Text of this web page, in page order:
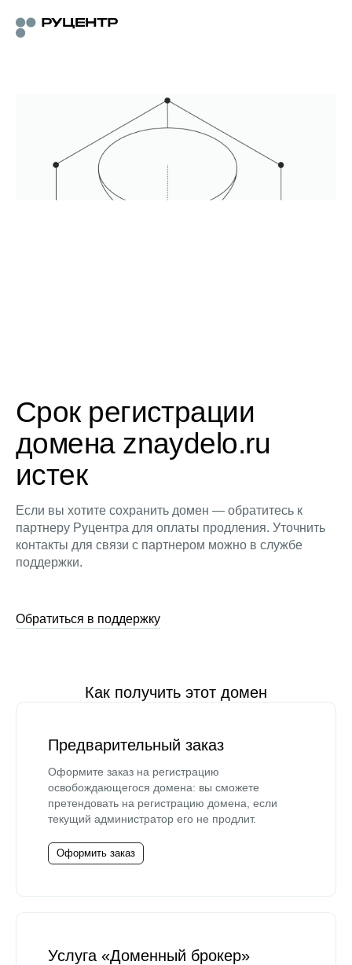
Срок регистрации
домена znaydelo.ru
истек
Если вы хотите сохранить домен — обратитесь к
партнеру Руцентра для оплаты продления. Уточнить
контакты для связи с партнером можно в службе
поддержки.
Обратиться в поддержку
Как получить этот домен
Предварительный заказ
Оформите заказ на регистрацию
освобождающегося домена: вы сможете
претендовать на регистрацию домена, если
текущий администратор его не продлит.
Оформить заказ
Услуга «Доменный брокер»